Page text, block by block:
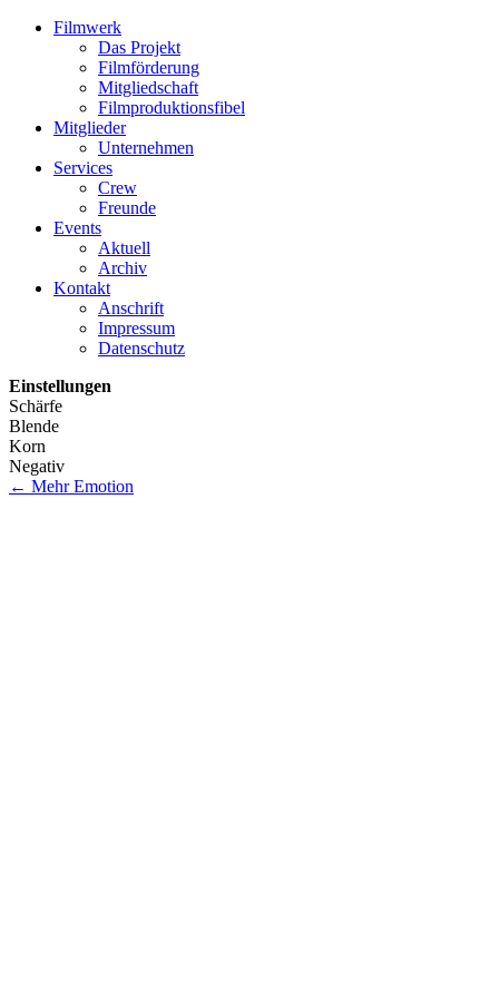
Filmwerk
Das Projekt
Filmförderung
Mitgliedschaft
Filmproduktionsfibel
Mitglieder
Unternehmen
Services
Crew
Freunde
Events
Aktuell
Archiv
Kontakt
Anschrift
Impressum
Datenschutz
Einstellungen
Schärfe
Blende
Korn
Negativ
← Mehr Emotion